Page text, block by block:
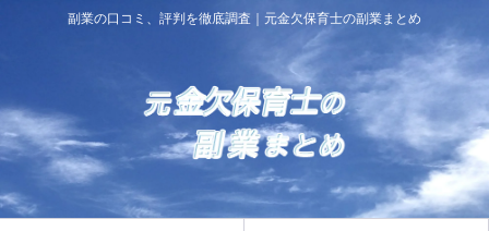
副業の口コミ、評判を徹底調査｜元金欠保育士の副業まとめ